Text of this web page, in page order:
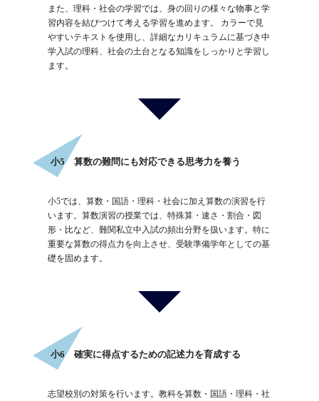
また、理科・社会の学習では、身の回りの様々な物事と学
習内容を結びつけて考える学習を進めます。 カラーで見
やすいテキストを使用し、詳細なカリキュラムに基づき中
学入試の理科、社会の土台となる知識をしっかりと学習し
ます。
小5 算数の難問にも対応できる思考力を養う
小5では、算数・国語・理科・社会に加え算数の演習を行
います。算数演習の授業では、特殊算・速さ・割合・図
形・比など、難関私立中入試の頻出分野を扱います。特に
重要な算数の得点力を向上させ、受験準備学年としての基
礎を固めます。
小6 確実に得点するための記述力を育成する
志望校別の対策を行います。教科を算数・国語・理科・社